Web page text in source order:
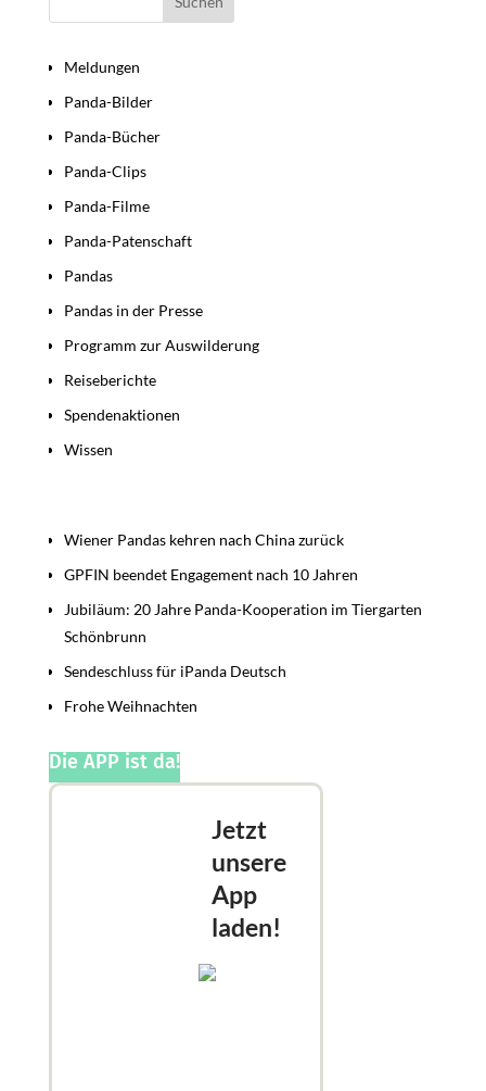
Meldungen
Panda-Bilder
Panda-Bücher
Panda-Clips
Panda-Filme
Panda-Patenschaft
Pandas
Pandas in der Presse
Programm zur Auswilderung
Reiseberichte
Spendenaktionen
Wissen
Wiener Pandas kehren nach China zurück
GPFIN beendet Engagement nach 10 Jahren
Jubiläum: 20 Jahre Panda-Kooperation im Tiergarten
Schönbrunn
Sendeschluss für iPanda Deutsch
Frohe Weihnachten
Die APP ist da!
Jetzt
unsere
App
laden!